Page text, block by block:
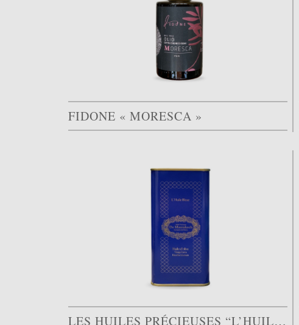
FIDONE « MORESCA »
LES HUILES PRÉCIEUSES “L’HUILE BLEUE PICHOLINE”